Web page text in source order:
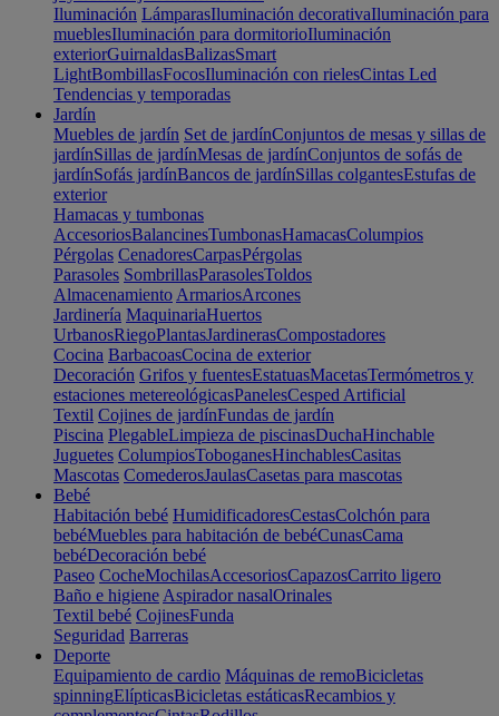
Iluminación LámparasIluminación decorativaIluminación para
mueblesIluminación para dormitorioIluminación
exteriorGuirnaldasBalizasSmart
LightBombillasFocosIluminación con rielesCintas Led
Tendencias y temporadas
Jardín
Muebles de jardín Set de jardínConjuntos de mesas y sillas de
jardínSillas de jardínMesas de jardínConjuntos de sofás de
jardínSofás jardínBancos de jardínSillas colgantesEstufas de
exterior
Hamacas y tumbonas
AccesoriosBalancinesTumbonasHamacasColumpios
Pérgolas CenadoresCarpasPérgolas
Parasoles SombrillasParasolesToldos
Almacenamiento ArmariosArcones
Jardinería MaquinariaHuertos
UrbanosRiegoPlantasJardinerasCompostadores
Cocina BarbacoasCocina de exterior
Decoración Grifos y fuentesEstatuasMacetasTermómetros y
estaciones metereológicasPanelesCesped Artificial
Textil Cojines de jardínFundas de jardín
Piscina PlegableLimpieza de piscinasDuchaHinchable
Juguetes ColumpiosToboganesHinchablesCasitas
Mascotas ComederosJaulasCasetas para mascotas
Bebé
Habitación bebé HumidificadoresCestasColchón para
bebéMuebles para habitación de bebéCunasCama
bebéDecoración bebé
Paseo CocheMochilasAccesoriosCapazosCarrito ligero
Baño e higiene Aspirador nasalOrinales
Textil bebé CojinesFunda
Seguridad Barreras
Deporte
Equipamiento de cardio Máquinas de remoBicicletas
spinningElípticasBicicletas estáticasRecambios y